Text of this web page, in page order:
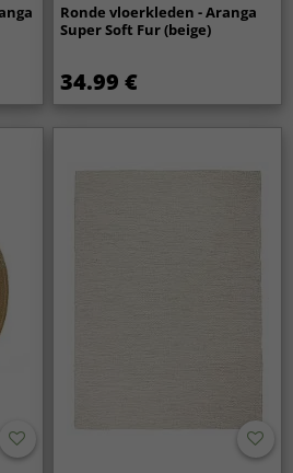
Ronde vloerkleden - Aranga
Super Soft Fur (beige)
34.99 €